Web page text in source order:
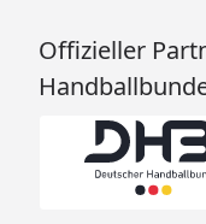
Offizieller